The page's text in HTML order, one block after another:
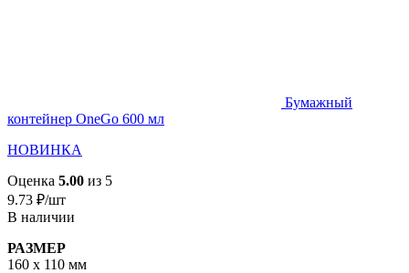
Бумажный
контейнер OneGo 600 мл
НОВИНКА
Оценка 5.00 из 5
9.73 ₽/шт
В наличии
РАЗМЕР
160 х 110 мм